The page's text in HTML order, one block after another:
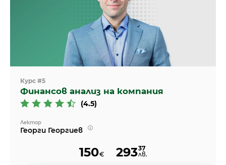
Курс #5
Финансов анализ на компания
(4.5)
Лектор
Георги Георгиев
29337
лв.
150€